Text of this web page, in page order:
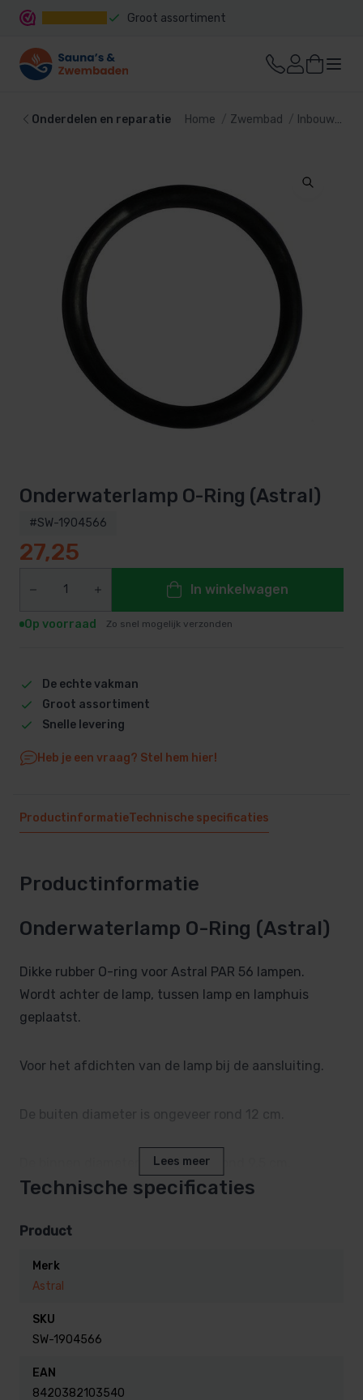
Groot assortiment
Onderdelen en reparatie Home Zwembad Inbouwdelen
Onderwaterlamp O-Ring (Astral)
#SW-1904566
27,25
In winkelwagen
Op voorraad Zo snel mogelijk verzonden
De echte vakman
Groot assortiment
Snelle levering
Heb je een vraag? Stel hem hier!
ProductinformatieTechnische specificaties
Productinformatie
Onderwaterlamp O-Ring (Astral)
Dikke rubber O-ring voor Astral PAR 56 lampen.
Wordt achter de lamp, tussen lamp en lamphuis
geplaatst.
Voor het afdichten van de lamp bij de aansluiting.
De buiten diameter is ongeveer rond 12 cm.
De binnen diameter is ongeveer rond 9,5 cm.
ref. 4403010304
Lees meer
Technische specificaties
Product
Merk
Astral
SKU
SW-1904566
EAN
8420382103540